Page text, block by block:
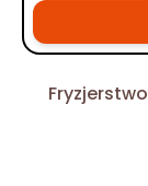
Fryzjerstwo